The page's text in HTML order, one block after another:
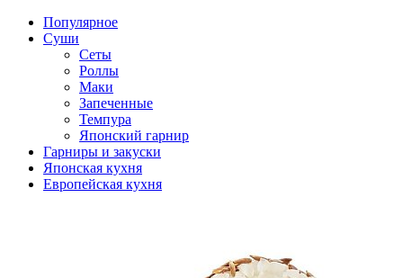
Популярное
Суши
Сеты
Роллы
Маки
Запеченные
Темпура
Японский гарнир
Гарниры и закуски
Японская кухня
Европейская кухня